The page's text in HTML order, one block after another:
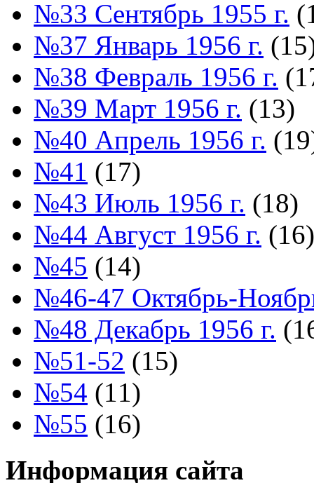
№33 Сентябрь 1955 г.
№37 Январь 1956 г.
№38 Февраль 1956 г.
№39 Март 1956 г. (13)
№40 Апрель 1956 г.
№41 (17)
№43 Июль 1956 г. (18)
№44 Август 1956 г. (16)
№45 (14)
№46-47 Октябрь-
№48 Декабрь 1956 г.
№51-52 (15)
№54 (11)
№55 (16)
Информация сайта